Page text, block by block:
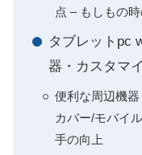
点 – もしもの
タブレットpc
器・カスタマ
便利な周辺機
カバー/モバイ
手の向上